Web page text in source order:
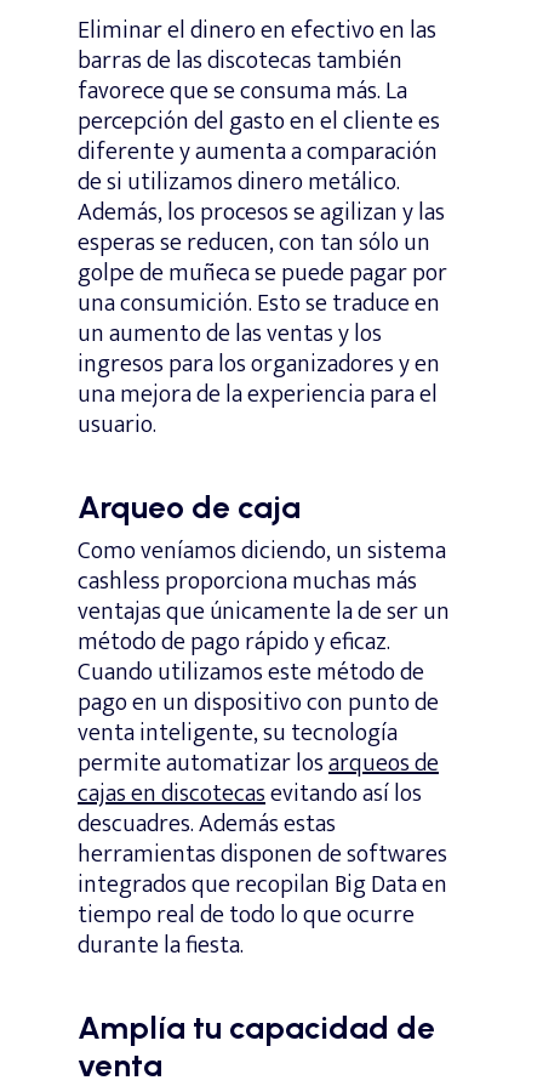
Eliminar el dinero en efectivo en las
barras de las discotecas también
favorece que se consuma más. La
percepción del gasto en el cliente es
diferente y aumenta a comparación
de si utilizamos dinero metálico.
Además, los procesos se agilizan y las
esperas se reducen, con tan sólo un
golpe de muñeca se puede pagar por
una consumición. Esto se traduce en
un aumento de las ventas y los
ingresos para los organizadores y en
una mejora de la experiencia para el
usuario.
Arqueo de caja
Como veníamos diciendo, un sistema
cashless proporciona muchas más
ventajas que únicamente la de ser un
método de pago rápido y eficaz.
Cuando utilizamos este método de
pago en un dispositivo con punto de
venta inteligente, su tecnología
permite automatizar losarqueos de
cajas en discotecasevitando así los
descuadres. Además estas
herramientas disponen de softwares
integrados que recopilan Big Data en
tiempo real de todo lo que ocurre
durante la fiesta.
Amplía tu capacidad de
venta